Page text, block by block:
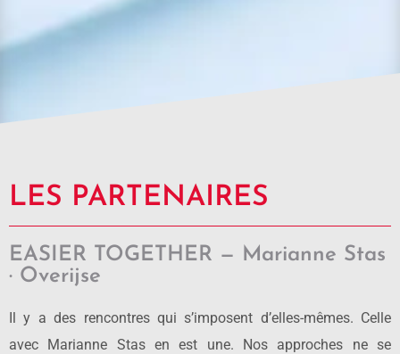
LES PARTENAIRES
EASIER TOGETHER — Marianne Stas
· Overijse
Il y a des rencontres qui s’imposent d’elles-mêmes. Celle
avec Marianne Stas en est une. Nos approches ne se